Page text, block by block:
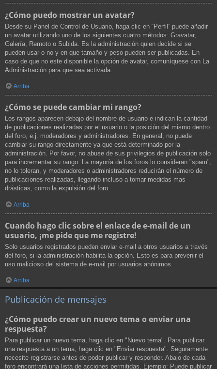
¿Cómo puedo mostrar un avatar?
Desde su Panel de Control de Usuario, haga clic en “Perfil” puede añadir
un avatar utilizando uno de los siguientes cuatro métodos: Gravatar,
Galería, Remoto o Subida. Es la administración quien decide si se
pueden usar o no y en que tamaño y peso pueden ser publicadas. En
caso de que no este disponible la opción de avatar, comuníquese con La
Administración para que sea activada.
Arriba
¿Cómo se puede cambiar mi rango?
Los rangos aparecen debajo del nombre de usuario e indican la cantidad
de publicaciones realizadas por el usuario o la posición del mismo dentro
del foro, e.j. moderadores y administradores. En general, no puede
cambiar su rango directamente ya que está determinado por la
administración. Por favor, no abuse de sus privilegios de publicación solo
para incrementar su rango. La mayoría de los foros lo consideran "spam",
no lo toleran, y moderadores o administradores reducirán el número de
publicaciones realizadas, llegando incluso a tomar medidas mas
drásticas, como la expulsión del foro.
Arriba
Cuando hago clic sobre el enlace de e-mail de un
usuario, ¡me pide que me registre!
Solo usuarios registrados pueden enviar e-mail a otros usuarios a través
del foro, si la administración habilita la opción. Esto es para prevenir el
uso malicioso del sistema de e-mail por usuarios anónimos.
Arriba
Publicación de mensajes
¿Cómo puedo crear un nuevo tema o enviar una
respuesta?
Para publicar un nuevo tema, haga clic en "Nuevo tema". Para publicar
una respuesta a un tema, haga clic en "Enviar respuesta". Seguramente
necesite registrarse antes de poder publicar y responder. Abajo de cada
foro encontrará una lista de acciones permitidas. Ejemplo: Puede publicar